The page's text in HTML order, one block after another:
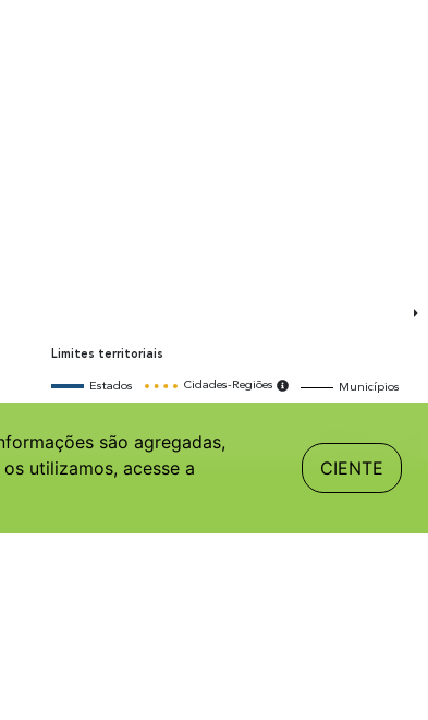
são agregadas,
utilizamos, acesse a
CIENTE